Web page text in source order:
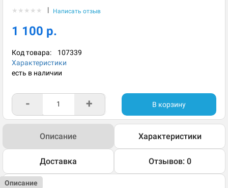
★ ★ ★ ★ ★ | Написать отзыв
1 100 р.
Код товара: 107339
Характеристики
есть в наличии
- + В корзину
Описание Характеристики
Доставка Отзывов: 0
Описание